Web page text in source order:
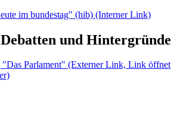
im bundestag" (hib) (Interner Link)
und Hintergründe
Parlament" (Externer Link, Link öffnet